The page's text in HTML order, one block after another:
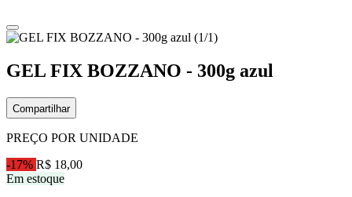
GEL FIX BOZZANO - 300g azul
Compartilhar
PREÇO POR UNIDADE
-17% R$ 18,00
Em estoque